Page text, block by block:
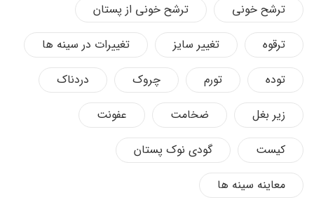
ترشح خونی
ترشح خونی از پستان
ترقوه
تغییر سایز
تغییرات در سینه ها
توده
تورم چروک
دردناک
زیر بغل
ضخامت
عفونت
کیست
گودی نوک پستان
معاینه سینه ها